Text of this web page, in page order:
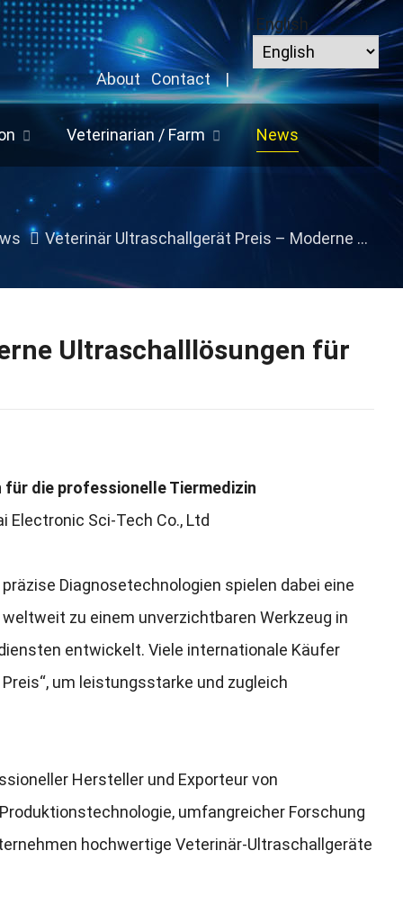
About Contact|
English
Veterinarian / Farm News
Veterinär Ultraschallgerät Preis – Moderne Ultraschalllösungen für die professionelle Tiermedizin
Ultraschalllösungen für
die professionelle Tiermedizin
Electronic Sci-Tech Co., Ltd
Diagnosetechnologien spielen dabei eine
zu einem unverzichtbaren Werkzeug in
entwickelt. Viele internationale Käufer
um leistungsstarke und zugleich
Hersteller und Exporteur von
umfangreicher Forschung
hochwertige Veterinär-Ultraschallgeräte